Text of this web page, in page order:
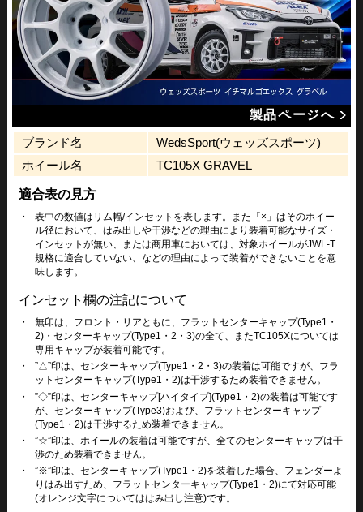
製品ページへ
ブランド名
WedsSport(ウェッズスポーツ)
ホイール名
TC105X GRAVEL
適合表の見方
・
表中の数値はリム幅/インセットを表します。また「×」はそのホイー
ル径において、はみ出しや干渉などの理由により装着可能なサイズ・
インセットが無い、または商用車においては、対象ホイールがJWL-T
規格に適合していない、などの理由によって装着ができないことを意
味します。
インセット欄の注記について
・
無印は、フロント・リアともに、フラットセンターキャップ(Type1・
2)・センターキャップ(Type1・2・3)の全て、またTC105Xについては
専用キャップが装着可能です。
・
”△”印は、センターキャップ(Type1・2・3)の装着は可能ですが、フラ
ットセンターキャップ(Type1・2)は干渉するため装着できません。
・
”◇”印は、センターキャップ[ハイタイプ](Type1・2)の装着は可能です
が、センターキャップ(Type3)および、フラットセンターキャップ
(Type1・2)は干渉するため装着できません。
・
”☆”印は、ホイールの装着は可能ですが、全てのセンターキャップは干
渉のため装着できません。
・
”※”印は、センターキャップ(Type1・2)を装着した場合、フェンダーよ
りはみ出すため、フラットセンターキャップ(Type1・2)にて対応可能
(オレンジ文字についてははみ出し注意)です。